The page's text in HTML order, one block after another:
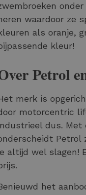
waardoor ze
als oranje,
kleur!
Petrol
merk is
motorcentric
dus. Met
Petrol
altijd wel slagen!
het